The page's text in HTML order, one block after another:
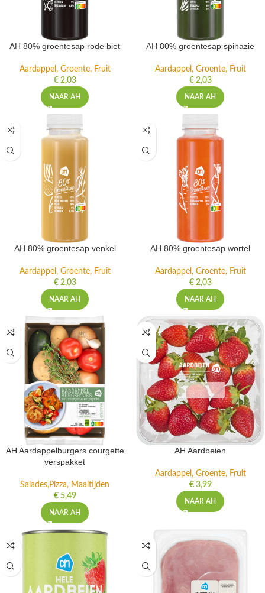
AH 80% groentesap rode biet
Aardappel, Groente, Fruit
€2,03
NAAR AH
AH 80% groentesap spinazie
Aardappel, Groente, Fruit
€2,03
NAAR AH
AH 80% groentesap venkel
Aardappel, Groente, Fruit
€2,03
NAAR AH
AH 80% groentesap wortel
Aardappel, Groente, Fruit
€2,03
NAAR AH
AH Aardappelburgers courgette
verspakket
Salades,Pizza, Maaltijden
€5,49
NAAR AH
AH Aardbeien
Aardappel, Groente, Fruit
€3,99
NAAR AH